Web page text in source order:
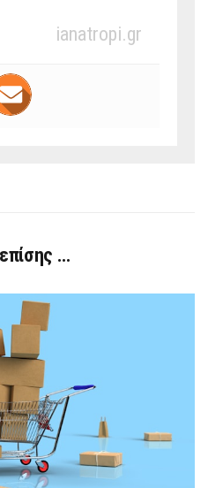
ianatropi.gr
…